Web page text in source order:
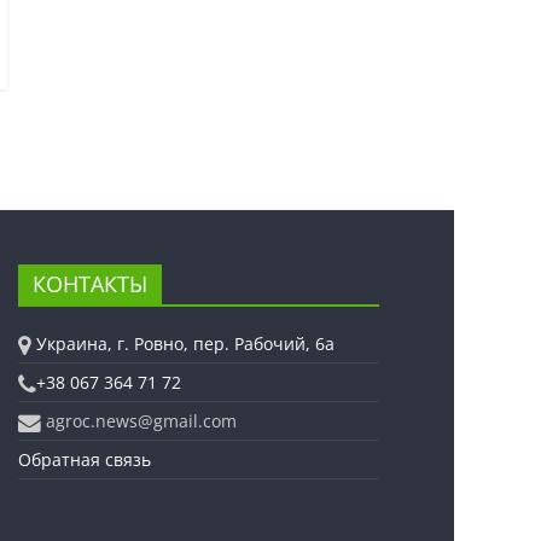
КОНТАКТЫ
Украина, г. Ровно, пер. Рабочий, 6а
+38 067 364 71 72
agroc.news@gmail.com
Обратная связь